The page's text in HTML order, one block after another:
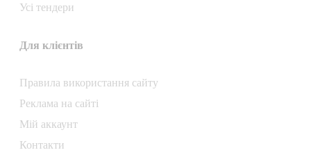
Усі тендери
Для клієнтів
Правила використання сайту
Реклама на сайті
Мій аккаунт
Контакти